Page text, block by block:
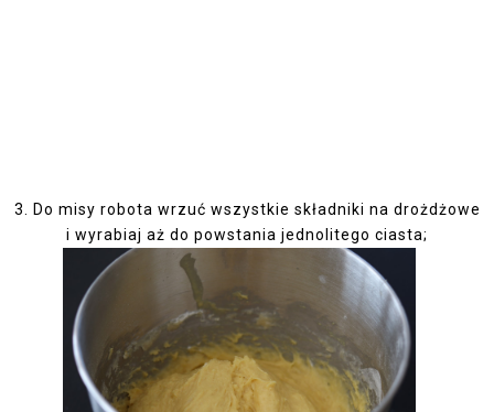
3. Do misy robota wrzuć wszystkie składniki na drożdżowe
i wyrabiaj aż do powstania jednolitego ciasta;